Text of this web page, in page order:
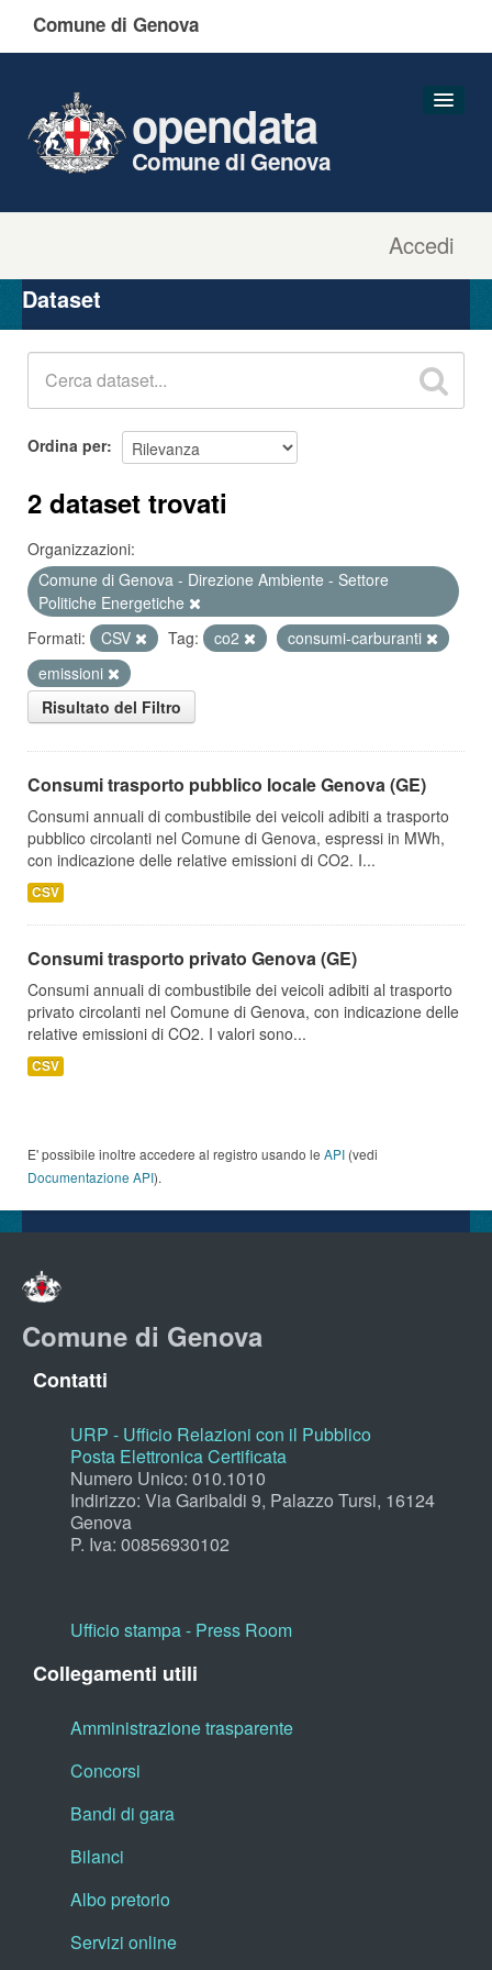
Comune di Genova
Accedi
opendata
Comune di Genova
Organizzazioni
Gruppi
Dataset
Ordina per
2 dataset trovati
Organizzazioni:
Comune di Genova - Direzione Ambiente - Settore
Politiche Energetiche
Formati:
CSV Tag: co2
consumi-carburanti
emissioni
Risultato del Filtro
Consumi trasporto pubblico locale Genova (GE)
Consumi annuali di combustibile dei veicoli adibiti a trasporto
pubblico circolanti nel Comune di Genova, espressi in MWh,
con indicazione delle relative emissioni di CO2. I...
CSV
Consumi trasporto privato Genova (GE)
Consumi annuali di combustibile dei veicoli adibiti al trasporto
privato circolanti nel Comune di Genova, con indicazione delle
relative emissioni di CO2. I valori sono...
CSV
E' possibile inoltre accedere al registro usando le API (vedi
Documentazione API).
Comune di Genova
Contatti
URP - Ufficio Relazioni con il Pubblico
Posta Elettronica Certificata
Numero Unico: 010.1010
Indirizzo: Via Garibaldi 9, Palazzo Tursi, 16124
Genova
P. Iva: 00856930102
Ufficio stampa - Press Room
Collegamenti utili
Amministrazione trasparente
Concorsi
Bandi di gara
Bilanci
Albo pretorio
Servizi online